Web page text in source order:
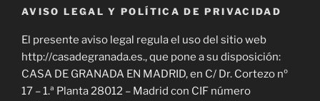
AVISO LEGAL Y POLÍTICA DE PRIVACIDAD
El presente aviso legal regula el uso del sitio web
http://casadegranada.es., que pone a su disposición:
CASA DE GRANADA EN MADRID, en C/ Dr. Cortezo nº
17 – 1.ª Planta 28012 – Madrid con CIF número